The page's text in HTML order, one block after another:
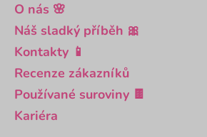
O nás 🌸
Náš sladký příběh 🎀
Kontakty 📱
Recenze zákazníků
Používané suroviny 🍫
Kariéra